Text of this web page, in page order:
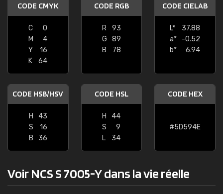
CODE CMYK
C
0
M
4
Y
16
K
64
CODE RGB
R
93
G
89
B
78
CODE CIELAB
L*
37.88
a*
-0.52
b*
6.94
CODE HSB/HSV
H
43
S
16
B
36
CODE HSL
H
44
S
9
L
34
CODE HEX
#5D594E
Voir NCS S 7005-Y dans la vie réelle